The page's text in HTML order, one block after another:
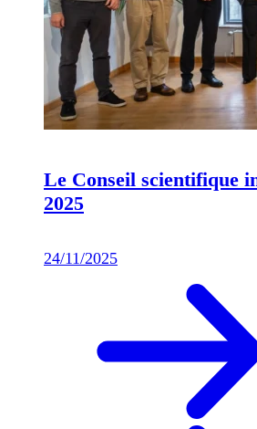
Le Conseil scientifique
2025
24/11/2025